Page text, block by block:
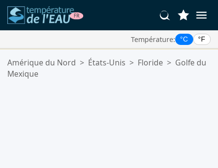
Température: °C °F
Vos Lieux Favoris:
Votre liste de favoris est vide.
Amérique du Nord > États-Unis > Floride > Golfe du
Mexique